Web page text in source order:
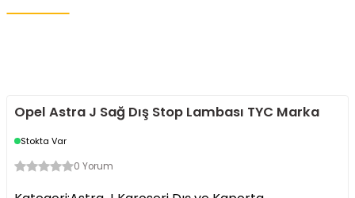
Opel Astra J Sağ Dış Stop Lambası TYC Marka
Stokta Var
0 Yorum